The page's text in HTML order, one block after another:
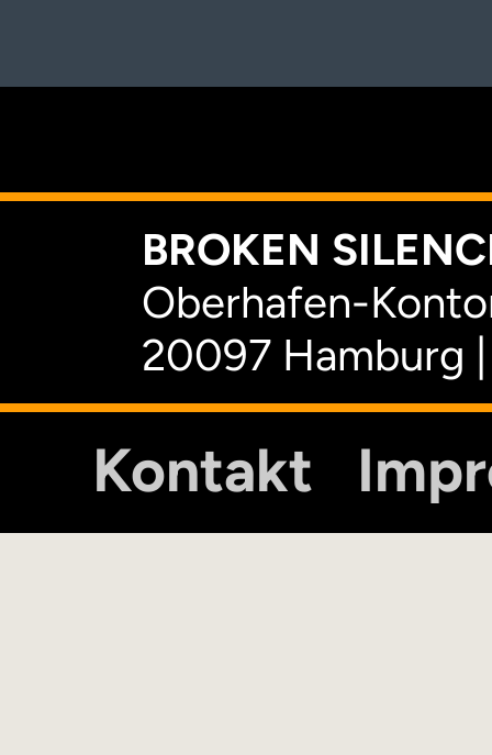
BROKEN
Oberhafen-
20097 Hamburg
Kontakt